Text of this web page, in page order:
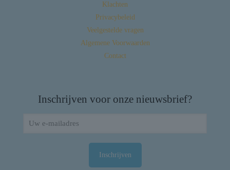
Klachten
Privacybeleid
Veelgestelde vragen
Algemene Voorwaarden
Contact
Inschrijven voor onze nieuwsbrief?